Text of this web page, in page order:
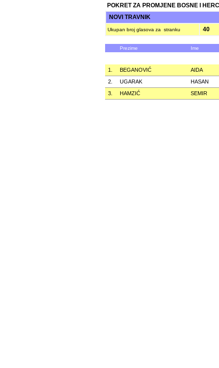
POKRET ZA PROMJENE BOSNE I
NOVI TRAVNIK
Ukupan broj glasova za stranku 40
Prezime Ime
1. BEGANOVIĆ
AIDA
2.
UGARAK
HASAN
3.
HAMZIĆ SEMIR